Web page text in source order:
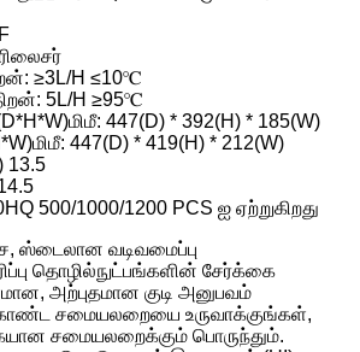
≥3L/H ≤10℃
5L/H ≥95℃
447(D) * 392(H) * 185(W)
447(D) * 419(H) * 212(W)
13.5
500/1000/1200 PCS ஐ ஏற்றுகிறது
ஸ்டைலான வடிவமைப்பு
தொழில்நுட்பங்களின் சேர்க்கை
அற்புதமான குடி அனுபவம்
சமையலறையை உருவாக்குங்கள்,
சமையலறைக்கும் பொருந்தும்.